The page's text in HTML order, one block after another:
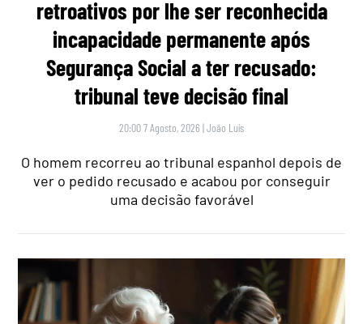
retroativos por lhe ser reconhecida
incapacidade permanente após
Segurança Social a ter recusado:
tribunal teve decisão final
20:00 7 Agosto, 2026 |João Luís
O homem recorreu ao tribunal espanhol depois de
ver o pedido recusado e acabou por conseguir
uma decisão favorável